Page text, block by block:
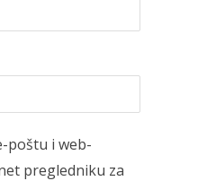
poštu i web-
pregledniku za